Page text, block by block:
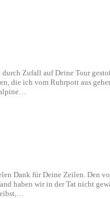
Zufall auf Deine Tour
die ich vom Ruhrpott aus
Dank für Deine Zeilen. Den
haben wir in der Tat nicht